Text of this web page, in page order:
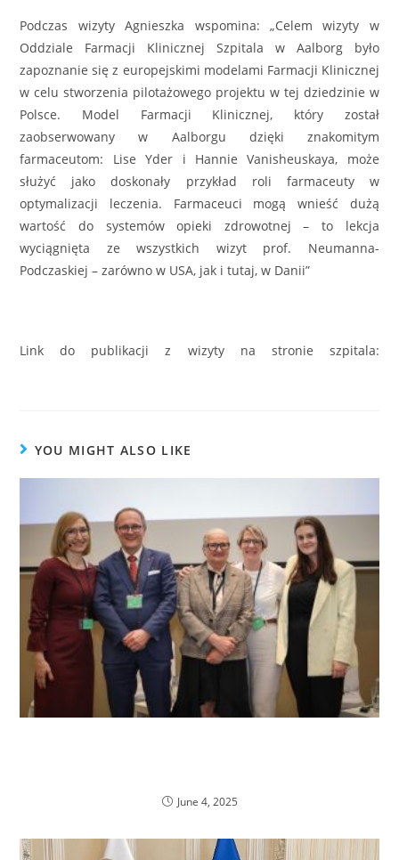
Podczas wizyty Agnieszka wspomina: „Celem wizyty w
Oddziale Farmacji Klinicznej Szpitala w Aalborg było
zapoznanie się z europejskimi modelami Farmacji Klinicznej
w celu stworzenia pilotażowego projektu w tej dziedzinie w
Polsce. Model Farmacji Klinicznej, który został
zaobserwowany w Aalborgu dzięki znakomitym
farmaceutom: Lise Yder i Hannie Vanisheuskaya, może
służyć jako doskonały przykład roli farmaceuty w
optymalizacji leczenia. Farmaceuci mogą wnieść dużą
wartość do systemów opieki zdrowotnej – to lekcja
wyciągnięta ze wszystkich wizyt prof. Neumanna-
Podczaskiej – zarówno w USA, jak i tutaj, w Danii”
Link do publikacji z wizyty na stronie szpitala:
YOU MIGHT ALSO LIKE
June 4, 2025